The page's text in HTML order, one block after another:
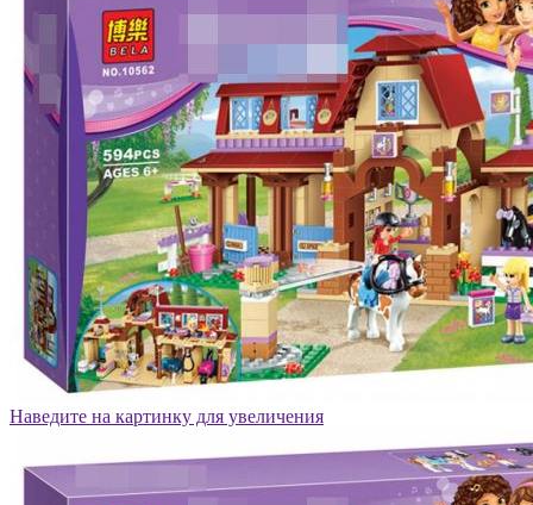
Наведите на картинку для увеличения